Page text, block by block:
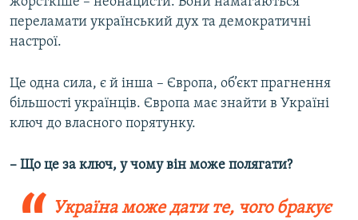
переламати український дух та демократичні
настрої.
Це одна сила, є й інша – Європа, об’єкт прагнення
більшості українців. Європа має знайти в Україні
ключ до власного порятунку.
– Що це за ключ, у чому він може полягати?
Україна може дати те, чого бракує